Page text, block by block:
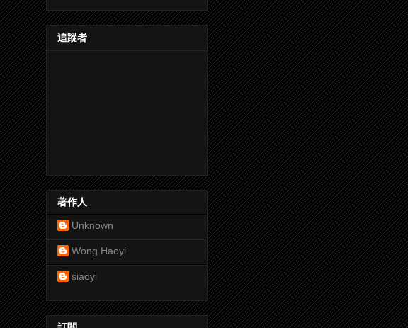
追蹤者
著作人
Unknown
Wong Haoyi
siaoyi